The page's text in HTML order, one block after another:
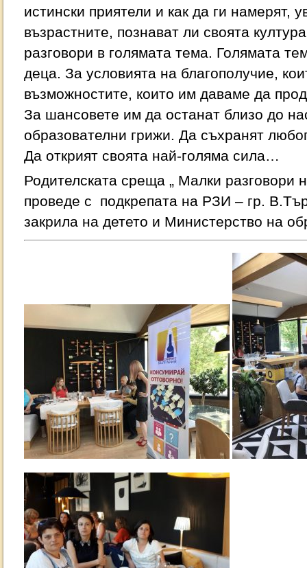
истински приятели и как да ги намерят,
възрастните, познават ли своята
разговори в голямата тема. Голямата
деца. За условията на благополучие,
възможностите, които им даваме да
За шансовете им да останат близо до
образователни грижи. Да съхранят
Да открият своята най-голяма сила…
Родителската среща „ Малки разговори
проведе с подкрепата на РЗИ – гр.
закрила на детето и Министерство на